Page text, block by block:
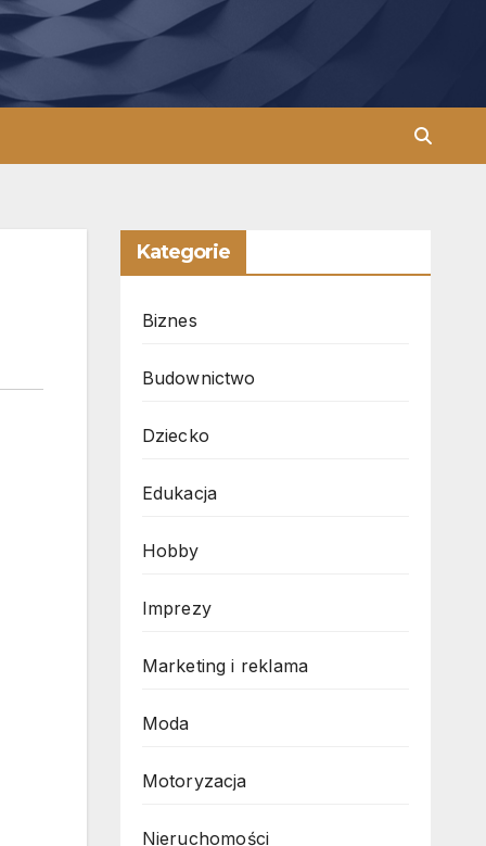
Kategorie
Biznes
Budownictwo
Dziecko
Edukacja
Hobby
Imprezy
Marketing i reklama
Moda
Motoryzacja
Nieruchomości